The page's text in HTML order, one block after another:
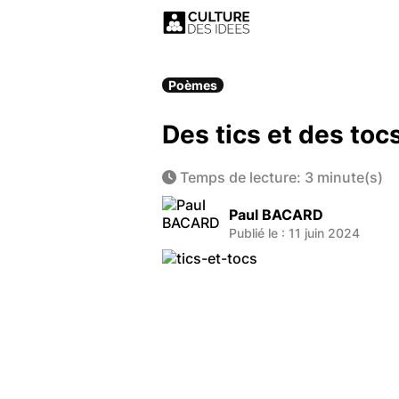
Poèmes
Des tics et des
Temps de lecture: 3 minute(s)
Paul BACARD
Publié le : 11 juin 2024